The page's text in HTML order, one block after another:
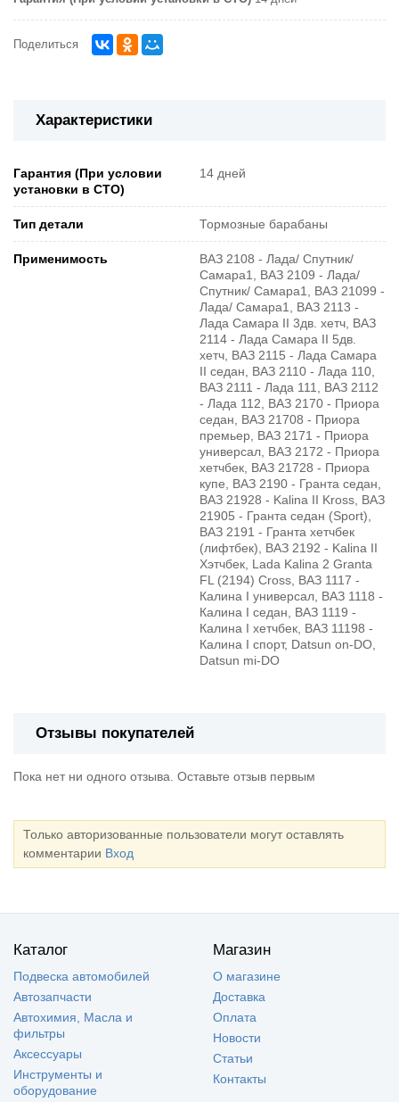
Поделиться
Характеристики
Гарантия (При условии
установки в СТО)
14 дней
Тип детали Тормозные барабаны
Применимость
ВАЗ 2108 - Лада/ Спутник/
Самара1, ВАЗ 2109 - Лада/
Спутник/ Самара1, ВАЗ 21099 -
Лада/ Самара1, ВАЗ 2113 -
Лада Самара II 3дв. хетч, ВАЗ
2114 - Лада Самара II 5дв.
хетч, ВАЗ 2115 - Лада Самара
II седан, ВАЗ 2110 - Лада 110,
ВАЗ 2111 - Лада 111, ВАЗ 2112
- Лада 112, ВАЗ 2170 - Приора
седан, ВАЗ 21708 - Приора
премьер, ВАЗ 2171 - Приора
универсал, ВАЗ 2172 - Приора
хетчбек, ВАЗ 21728 - Приора
купе, ВАЗ 2190 - Гранта седан,
ВАЗ 21928 - Kalina II Kross, ВАЗ
21905 - Гранта седан (Sport),
ВАЗ 2191 - Гранта хетчбек
(лифтбек), ВАЗ 2192 - Kalina II
Хэтчбек, Lada Kalina 2 Granta
FL (2194) Cross, ВАЗ 1117 -
Калина I универсал, ВАЗ 1118 -
Калина I седан, ВАЗ 1119 -
Калина I хетчбек, ВАЗ 11198 -
Калина I спорт, Datsun on-DO,
Datsun mi-DO
Отзывы покупателей
Пока нет ни одного отзыва. Оставьте отзыв первым
Только авторизованные пользователи могут оставлять
комментарии Вход
Каталог
Подвеска автомобилей
Автозапчасти
Автохимия, Масла и
фильтры
Аксессуары
Инструменты и
оборудование
Магазин
О магазине
Доставка
Оплата
Новости
Статьи
Контакты